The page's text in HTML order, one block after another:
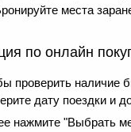
места
по онлайн
проверить наличие
дату поездки и
нажмите "Выбрать